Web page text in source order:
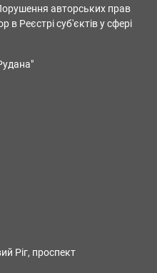
авторських прав
в Реєстрі суб'єктів у сфері
Ріг, проспект